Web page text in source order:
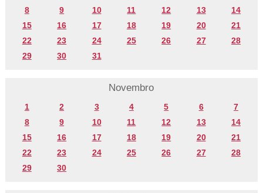
8
9 10 11 12 13
14
15
16 17 18 19 20
21
22
23 24 25 26 27
28
29
30 31
Novembro
1 2 3 4 5 6
7
8
9 10 11 12 13
14
15
16 17 18 19 20
21
22
23 24 25 26 27
28
29
30